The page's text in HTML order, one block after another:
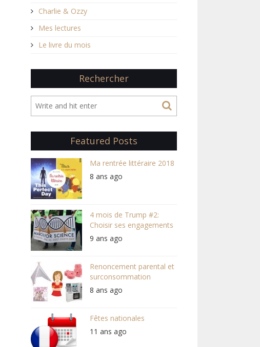
Charlie & Ozzy
Mes lectures
Le livre du mois
Rechercher
Featured Posts
Ma rentrée littéraire 2018
8 ans ago
4 mois de Trump #2:
Choisir ses engagements
9 ans ago
Renoncement parental et
surconsommation
8 ans ago
Fêtes nationales
11 ans ago